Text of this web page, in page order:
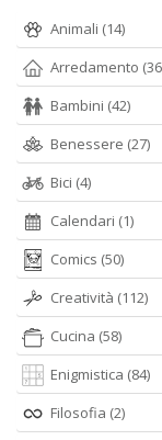
Animali (14)
Arredamento
Bambini (42)
Benessere (27)
Bici (4)
Calendari (1)
Comics (50)
Creatività (112)
Cucina (58)
Enigmistica (84)
Filosofia (2)